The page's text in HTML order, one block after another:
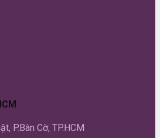
P.Bàn Cờ, TP.HCM